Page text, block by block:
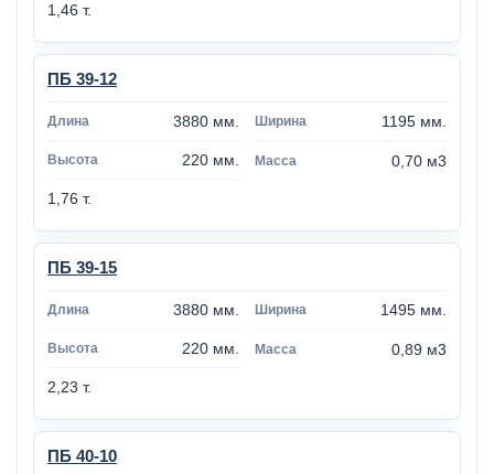
1,46 т.
ПБ 39-12
3880 мм. 1195 мм.
220 мм. 0,70 м3
1,76 т.
ПБ 39-15
3880 мм. 1495 мм.
220 мм. 0,89 м3
2,23 т.
ПБ 40-10